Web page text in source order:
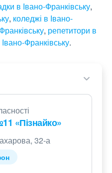
в Івано-Франківську,
, коледжі в Івано-
, репетитори в
Франківську.
«Пізнайко»
32-а